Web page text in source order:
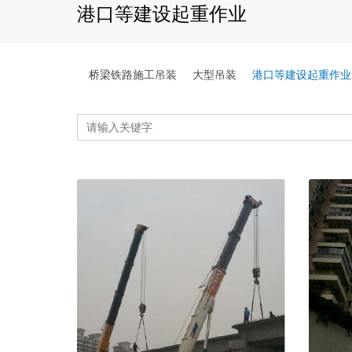
港口等建设起重作业
桥梁铁路施工吊装 大型吊装 港口等建设起重作业